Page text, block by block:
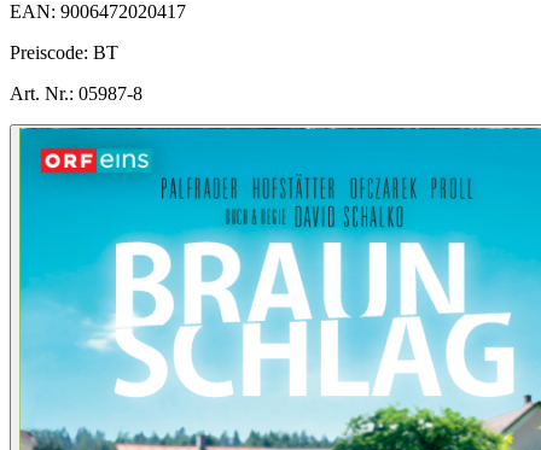
EAN: 9006472020417
Preiscode: BT
Art. Nr.: 05987-8